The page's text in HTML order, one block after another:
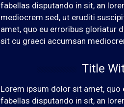
fabellas disputando in sit, an
mediocrem sed, ut eruditi
amet, quo eu erroribus gloriatur
sit cu graeci accumsan
Title
Lorem ipsum dolor sit amet,
fabellas disputando in sit, an